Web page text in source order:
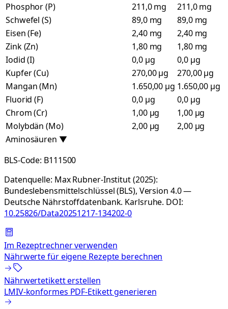
Phosphor (P)
211,0 mg
211,0 mg
Schwefel (S)
89,0 mg
89,0 mg
Eisen (Fe)
2,40 mg
2,40 mg
Zink (Zn)
1,80 mg
1,80 mg
Iodid (I)
0,0 µg
0,0 µg
Kupfer (Cu)
270,00 µg
270,00 µg
Mangan (Mn)
1.650,00 µg 1.650,00 µg
Fluorid (F)
0,0 µg
0,0 µg
Chrom (Cr)
1,00 µg
1,00 µg
Molybdän (Mo)
2,00 µg
2,00 µg
Aminosäuren ▼
BLS-Code: B111500
Datenquelle: Max Rubner-Institut (2025):
Bundeslebensmittelschlüssel (BLS), Version 4.0 —
Deutsche Nährstoffdatenbank. Karlsruhe. DOI:
10.25826/Data20251217-134202-0
Im Rezeptrechner verwenden
Nährwerte für eigene Rezepte berechnen
Nährwertetikett erstellen
LMIV-konformes PDF-Etikett generieren